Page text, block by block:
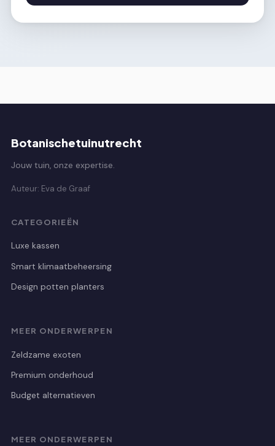
Botanischetuinutrecht
Jouw tuin, onze expertise.
Auteur: Eva de Graaf
CATEGORIEËN
Luxe kassen
Smart klimaatbeheersing
Design potten planters
MEER ONDERWERPEN
Zeldzame exoten
Premium onderhoud
Budget alternatieven
MEER ONDERWERPEN